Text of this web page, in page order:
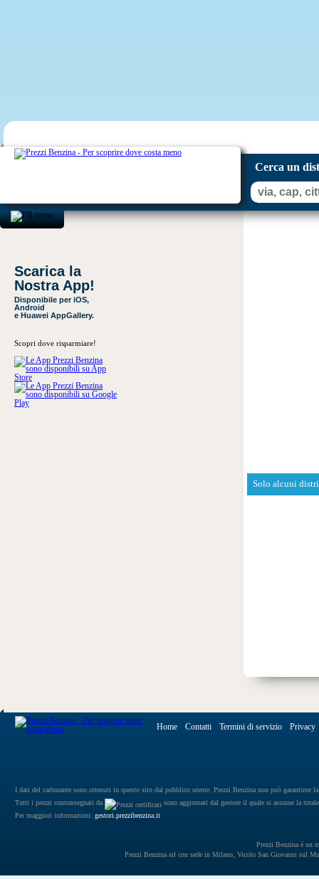
Cerca un
Scarica la
Nostra App!
Disponibile per iOS,
Android
e Huawei AppGallery.
Scopri dove risparmiare!
Solo alcuni
Home Contatti Termini di servizio Privacy
I dati del carburante sono ottenuti in questo sito dal pubblico utente. Prezzi Benzina non può garantirne
Tutti i prezzi contrassegnati da
sono aggiornati dal gestore il quale si assume la
Per maggiori informazioni: gestori.prezzibenzina.it
Prezzi Benzina è un
Prezzi Benzina srl con sede in Milano, Vicolo San Giovanni sul